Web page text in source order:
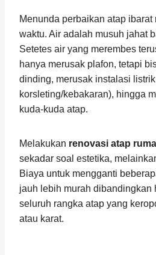
Menunda perbaikan atap ibarat
waktu. Air adalah musuh jahat
Setetes air yang merembes
hanya merusak plafon, tetapi
dinding, merusak instalasi
korsleting/kebakaran), hingga
kuda-kuda atap.
Melakukan renovasi atap
sekadar soal estetika,
Biaya untuk mengganti
jauh lebih murah dibandingkan
seluruh rangka atap yang
atau karat.